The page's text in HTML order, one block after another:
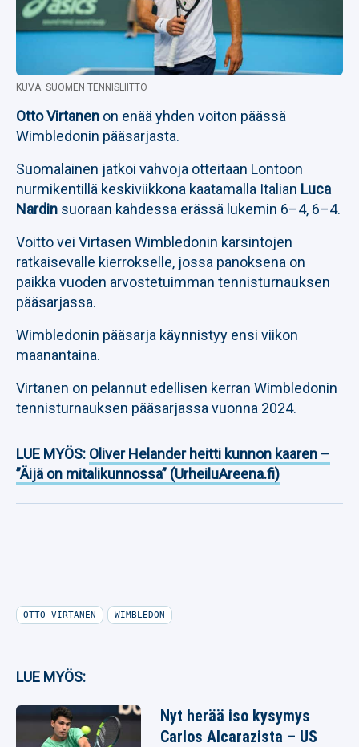
KUVA: SUOMEN TENNISLIITTO
Otto Virtanen on enää yhden voiton päässä
Wimbledonin pääsarjasta.
Suomalainen jatkoi vahvoja otteitaan Lontoon
nurmikentillä keskiviikkona kaatamalla Italian Luca
Nardin suoraan kahdessa erässä lukemin 6–4, 6–4.
Voitto vei Virtasen Wimbledonin karsintojen
ratkaisevalle kierrokselle, jossa panoksena on
paikka vuoden arvostetuimman tennisturnauksen
pääsarjassa.
Wimbledonin pääsarja käynnistyy ensi viikon
maanantaina.
Virtanen on pelannut edellisen kerran Wimbledonin
tennisturnauksen pääsarjassa vuonna 2024.
LUE MYÖS: Oliver Helander heitti kunnon kaaren –
”Äijä on mitalikunnossa” (UrheiluAreena.fi)
OTTO VIRTANEN WIMBLEDON
LUE MYÖS:
Nyt herää iso kysymys
Carlos Alcarazista – US